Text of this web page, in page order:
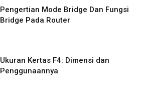
Pengertian Mode Bridge Dan Fungsi
Bridge Pada Router
Ukuran Kertas F4: Dimensi dan
Penggunaannya